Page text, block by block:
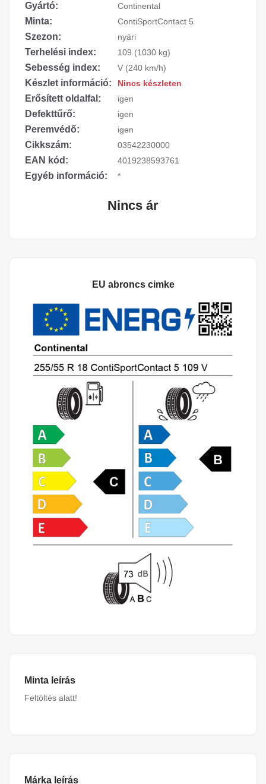
Gyártó: Continental
Minta: ContiSportContact 5
Szezon: nyári
Terhelési index: 109 (1030 kg)
Sebesség index: V (240 km/h)
Készlet információ: Nincs készleten
Erősített oldalfal: igen
Defekttűrő: igen
Peremvédő: igen
Cikkszám: 03542230000
EAN kód: 4019238593761
Egyéb információ: *
Nincs ár
EU abroncs cimke
Minta leírás
Feltöltés alatt!
Márka leírás